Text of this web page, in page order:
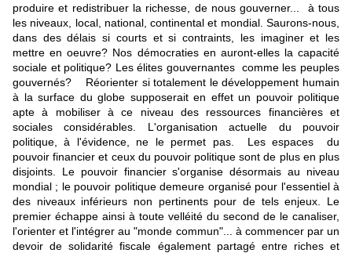
produire et redistribuer la richesse, de nous gouverner... à tous
les niveaux, local, national, continental et mondial. Saurons-nous,
dans des délais si courts et si contraints, les imaginer et les
mettre en oeuvre? Nos démocraties en auront-elles la capacité
sociale et politique? Les élites gouvernantes comme les peuples
gouvernés? Réorienter si totalement le développement humain
à la surface du globe supposerait en effet un pouvoir politique
apte à mobiliser à ce niveau des ressources financières et
sociales considérables. L'organisation actuelle du pouvoir
politique, à l'évidence, ne le permet pas. Les espaces du
pouvoir financier et ceux du pouvoir politique sont de plus en plus
disjoints. Le pouvoir financier s'organise désormais au niveau
mondial ; le pouvoir politique demeure organisé pour l'essentiel à
des niveaux inférieurs non pertinents pour de tels enjeux. Le
premier échappe ainsi à toute velléité du second de le canaliser,
l'orienter et l'intégrer au "monde commun"... à commencer par un
devoir de solidarité fiscale également partagé entre riches et